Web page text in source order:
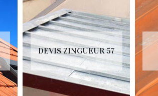
DEVIS ZINGUEUR 57